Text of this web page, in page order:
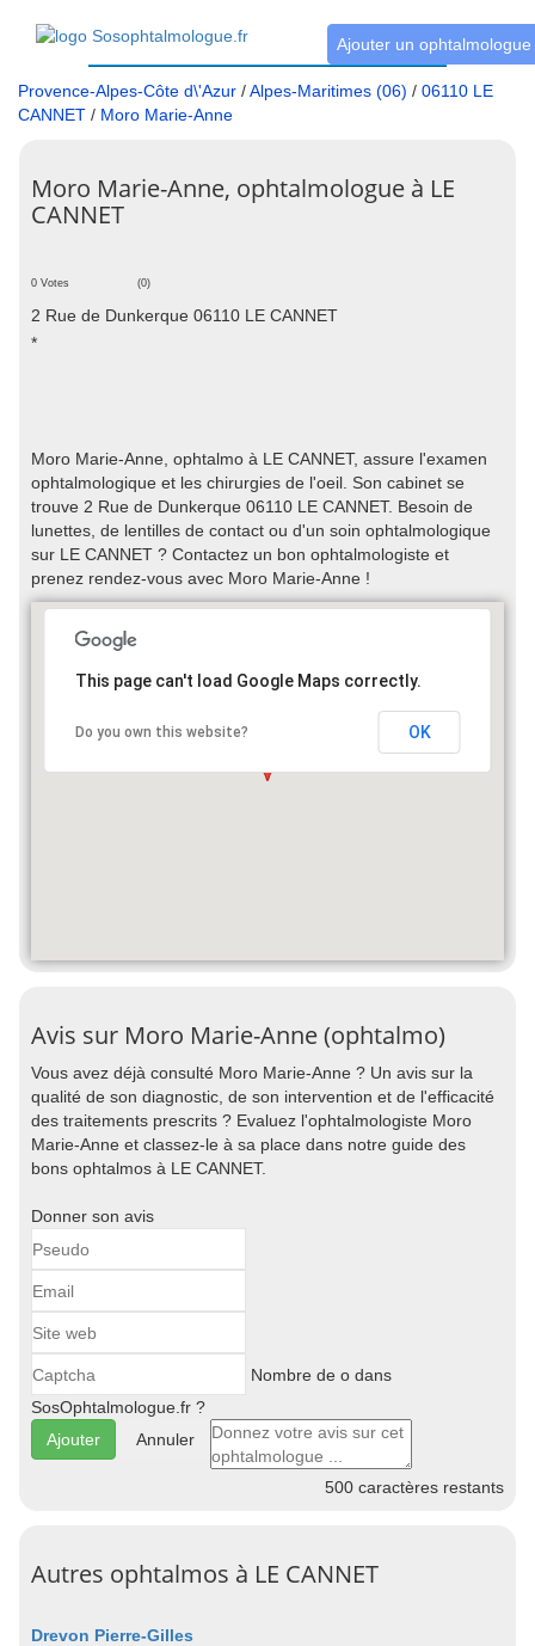
Ajouter un ophtalmologue
Provence-Alpes-Côte d\'Azur /Alpes-Maritimes (06) / 06110 LE
CANNET / Moro Marie-Anne
Moro Marie-Anne, ophtalmologue à LE
CANNET
0 Votes (0)
2 Rue de Dunkerque 06110 LE CANNET
*
Moro Marie-Anne, ophtalmo à LE CANNET, assure l'examen
ophtalmologique et les chirurgies de l'oeil. Son cabinet se
trouve 2 Rue de Dunkerque 06110 LE CANNET. Besoin de
lunettes, de lentilles de contact ou d'un soin ophtalmologique
sur LE CANNET ? Contactez un bon ophtalmologiste et
prenez rendez-vous avec Moro Marie-Anne !
This page can't load Google Maps correctly.
Do you own this website? OK
Avis sur Moro Marie-Anne (ophtalmo)
Vous avez déjà consulté Moro Marie-Anne ? Un avis sur la
qualité de son diagnostic, de son intervention et de l'efficacité
des traitements prescrits ? Evaluez l'ophtalmologiste Moro
Marie-Anne et classez-le à sa place dans notre guide des
bons ophtalmos à LE CANNET.
Donner son avis
Nombre de o dans
SosOphtalmologue.fr ?
Annuler
500 caractères restants
Autres ophtalmos à LE CANNET
Drevon Pierre-Gilles